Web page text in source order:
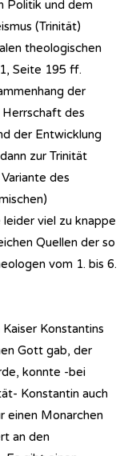
Politik und dem
(Trinität)
theologischen
Seite 195 ff.
der
des
der Entwicklung
zur Trinität
des
viel zu knappe
Quellen der so
vom 1. bis 6.
Konstantins
Gott gab, der
konnte -bei
Konstantin auch
einen Monarchen
an den